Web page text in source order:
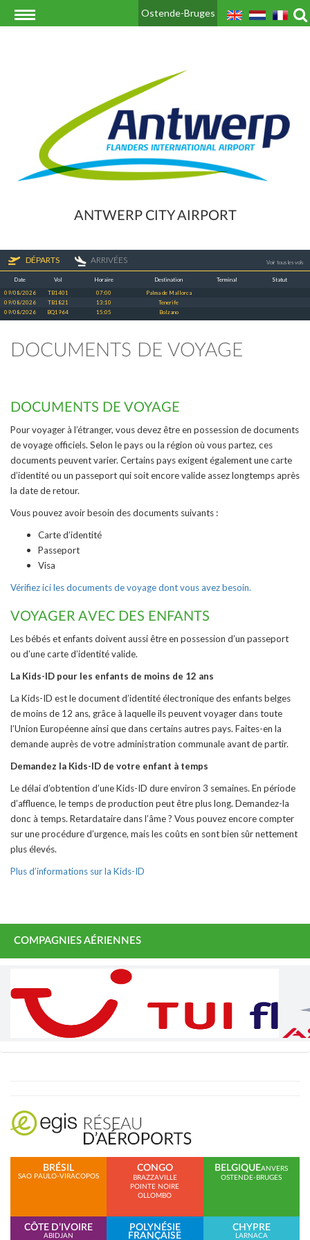
Ostende-Bruges
ANTWERP CITY AIRPORT
DÉPARTS ARRIVÉES Voir tous les vols
Date Vol Horaire Destination Terminal
Statut
09/08/2026
TB1401 07:00
Palma de Mallorca
09/08/2026
TB1821 13:10
Tenerife
09/08/2026
BQ1964 15:05 Bolzano
DOCUMENTS DE VOYAGE
DOCUMENTS DE VOYAGE
Pour voyager à l’étranger, vous devez être en possession de documents
de voyage officiels. Selon le pays ou la région où vous partez, ces
documents peuvent varier. Certains pays exigent également une carte
d’identité ou un passeport qui soit encore valide assez longtemps après
la date de retour.
Vous pouvez avoir besoin des documents suivants :
Carte d’identité
Passeport
Visa
Vérifiez ici les documents de voyage dont vous avez besoin.
VOYAGER AVEC DES ENFANTS
Les bébés et enfants doivent aussi être en possession d’un passeport
ou d’une carte d’identité valide.
La Kids-ID pour les enfants de moins de 12 ans
La Kids-ID est le document d’identité électronique des enfants belges
de moins de 12 ans, grâce à laquelle ils peuvent voyager dans toute
l’Union Européenne ainsi que dans certains autres pays. Faites-en la
demande auprès de votre administration communale avant de partir.
Demandez la Kids-ID de votre enfant à temps
Le délai d’obtention d’une Kids-ID dure environ 3 semaines. En période
d’affluence, le temps de production peut être plus long. Demandez-la
donc à temps. Retardataire dans l’âme ? Vous pouvez encore compter
sur une procédure d’urgence, mais les coûts en sont bien sûr nettement
plus élevés.
Plus d’informations sur la Kids-ID
COMPAGNIES AÉRIENNES
BRÉSIL
SAO PAULO-VIRACOPOS
CONGO
BRAZZAVILLE
POINTE NOIRE
OLLOMBO
BELGIQUEANVERS
OSTENDE-BRUGES
CÔTE D’IVOIRE
ABIDJAN
POLYNÉSIE
FRANÇAISE
CHYPRE
LARNACA